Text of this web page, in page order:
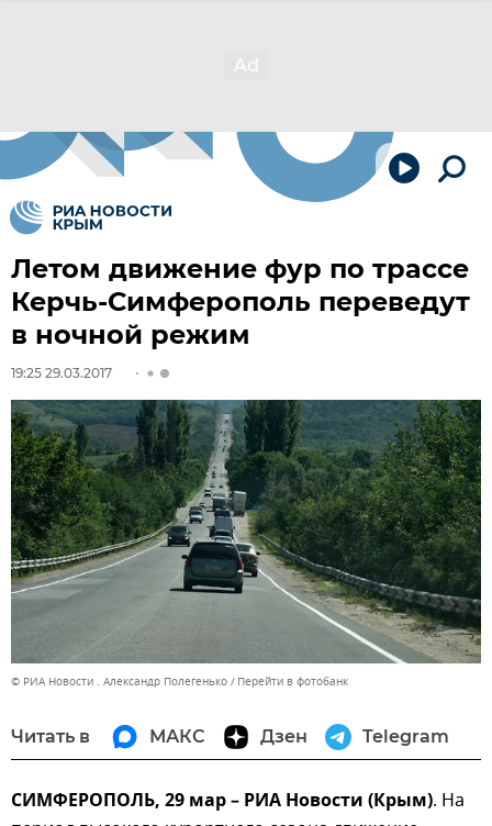
Летом движение фур по трассе
Керчь-Симферополь переведут
в ночной режим
19:25 29.03.2017
© РИА Новости . Александр Полегенько Перейти в фотобанк
Читать в МАКС Дзен Telegram
СИМФЕРОПОЛЬ, 29 мар – РИА Новости (Крым). На